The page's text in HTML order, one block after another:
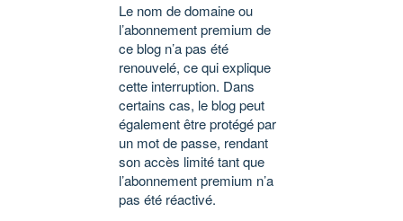
Le nom de domaine ou
l’abonnement premium de
ce blog n’a pas été
renouvelé, ce qui explique
cette interruption. Dans
certains cas, le blog peut
également être protégé par
un mot de passe, rendant
son accès limité tant que
l’abonnement premium n’a
pas été réactivé.